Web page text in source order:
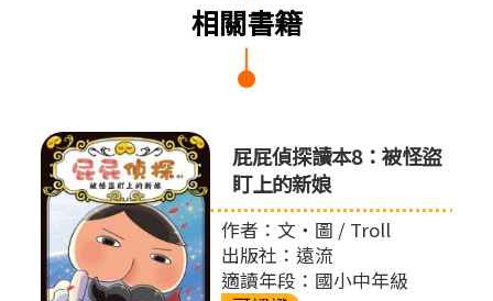
相關書籍
屁屁偵探讀本8：被怪盜
盯上的新娘
作者：文‧圖 / Troll
出版社：遠流
適讀年段：國小中年級